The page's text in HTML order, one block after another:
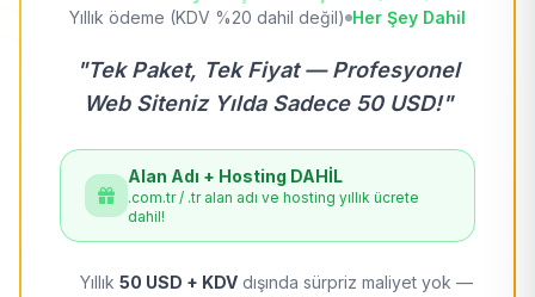
Yıllık ödeme (KDV %20 dahil değil) Her Şey Dahil
"Tek Paket, Tek Fiyat — Profesyonel
Web Siteniz Yılda Sadece 50 USD!"
Alan Adı + Hosting DAHİL
.com.tr / .tr alan adı ve hosting yıllık ücrete
dahil!
Yıllık 50 USD + KDV dışında sürpriz maliyet yok —